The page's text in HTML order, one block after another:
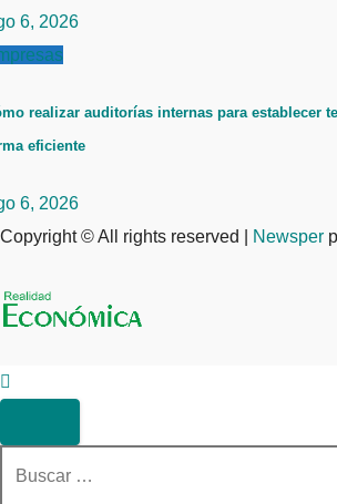
6, 2026
realizar auditorías internas para establecer
eficiente
6, 2026
Copyright © All rights reserved
Newsper